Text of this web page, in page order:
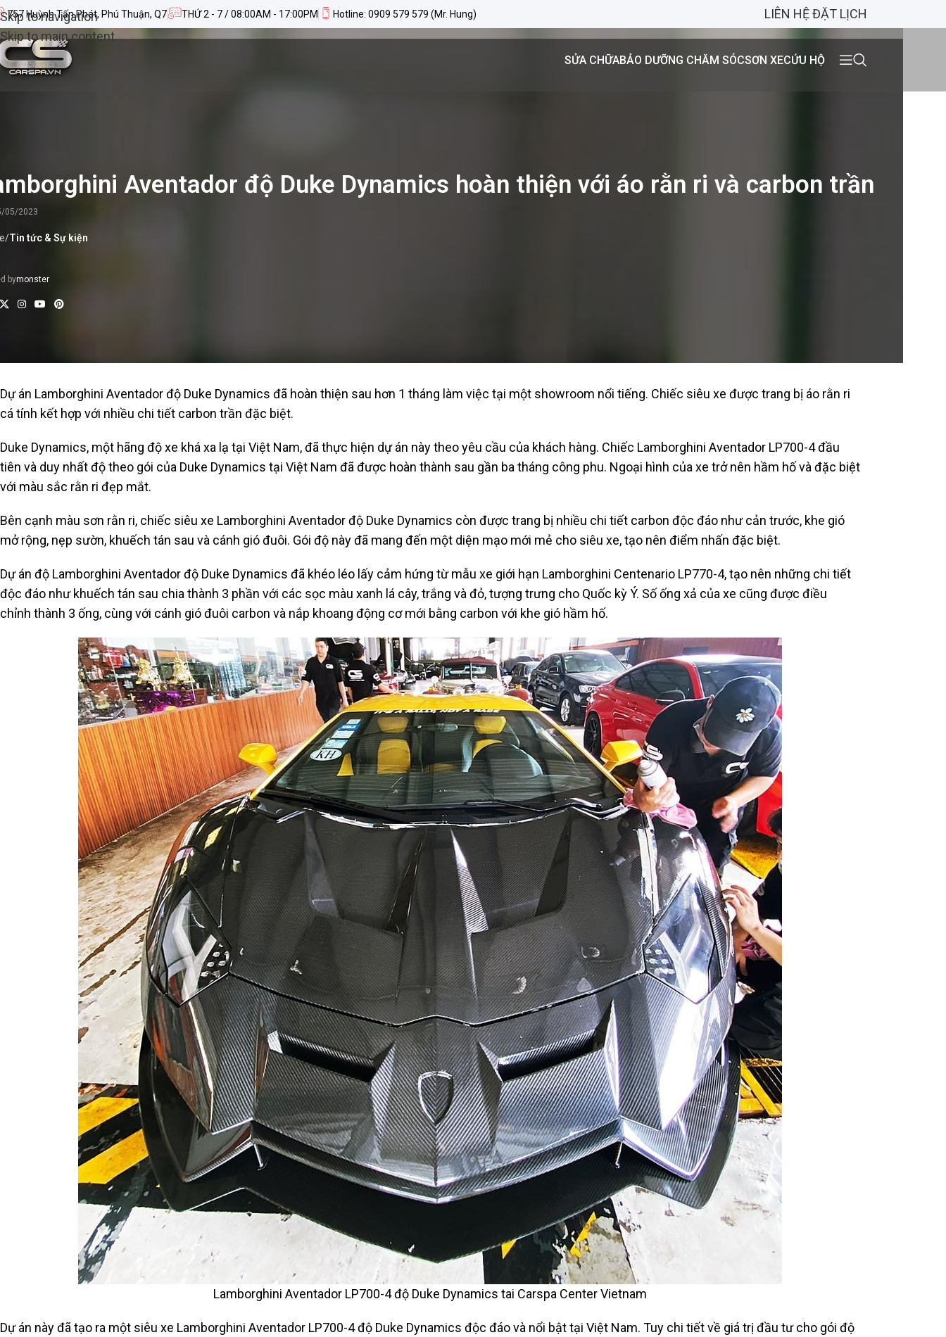
Skip to navigation
Skip to main content
757 Huỳnh Tấn Phát, Phú Thuận, Q7 THỨ 2 - 7 / 08:00AM - 17:00PM Hotline: 0909 579 579 (Mr. Hung) LIÊN HỆ ĐẶT LỊCH
SỬA CHỮABẢO DƯỠNG CHĂM SÓCSƠN XECỨU HỘ
Aventador độ Duke Dynamics hoàn thiện với áo rằn ri và carbon trần
05/2023
/Tin tức & Sự kiện
bymonster
Dự án Lamborghini Aventador độ Duke Dynamics đã hoàn thiện sau hơn 1 tháng làm việc tại một showroom nổi tiếng. Chiếc siêu xe được trang bị áo rằn ri
cá tính kết hợp với nhiều chi tiết carbon trần đặc biệt.
Duke Dynamics, một hãng độ xe khá xa lạ tại Việt Nam, đã thực hiện dự án này theo yêu cầu của khách hàng. Chiếc Lamborghini Aventador LP700-4 đầu
tiên và duy nhất độ theo gói của Duke Dynamics tại Việt Nam đã được hoàn thành sau gần ba tháng công phu. Ngoại hình của xe trở nên hầm hố và đặc biệt
với màu sắc rằn ri đẹp mắt.
Bên cạnh màu sơn rằn ri, chiếc siêu xe Lamborghini Aventador độ Duke Dynamics còn được trang bị nhiều chi tiết carbon độc đáo như cản trước, khe gió
mở rộng, nẹp sườn, khuếch tán sau và cánh gió đuôi. Gói độ này đã mang đến một diện mạo mới mẻ cho siêu xe, tạo nên điểm nhấn đặc biệt.
Dự án độ Lamborghini Aventador độ Duke Dynamics đã khéo léo lấy cảm hứng từ mẫu xe giới hạn Lamborghini Centenario LP770-4, tạo nên những chi tiết
độc đáo như khuếch tán sau chia thành 3 phần với các sọc màu xanh lá cây, trắng và đỏ, tượng trưng cho Quốc kỳ Ý. Số ống xả của xe cũng được điều
chỉnh thành 3 ống, cùng với cánh gió đuôi carbon và nắp khoang động cơ mới bằng carbon với khe gió hầm hố.
Lamborghini Aventador LP700-4 độ Duke Dynamics tai Carspa Center Vietnam
Dự án này đã tạo ra một siêu xe Lamborghini Aventador LP700-4 độ Duke Dynamics độc đáo và nổi bật tại Việt Nam. Tuy chi tiết về giá trị đầu tư cho gói độ